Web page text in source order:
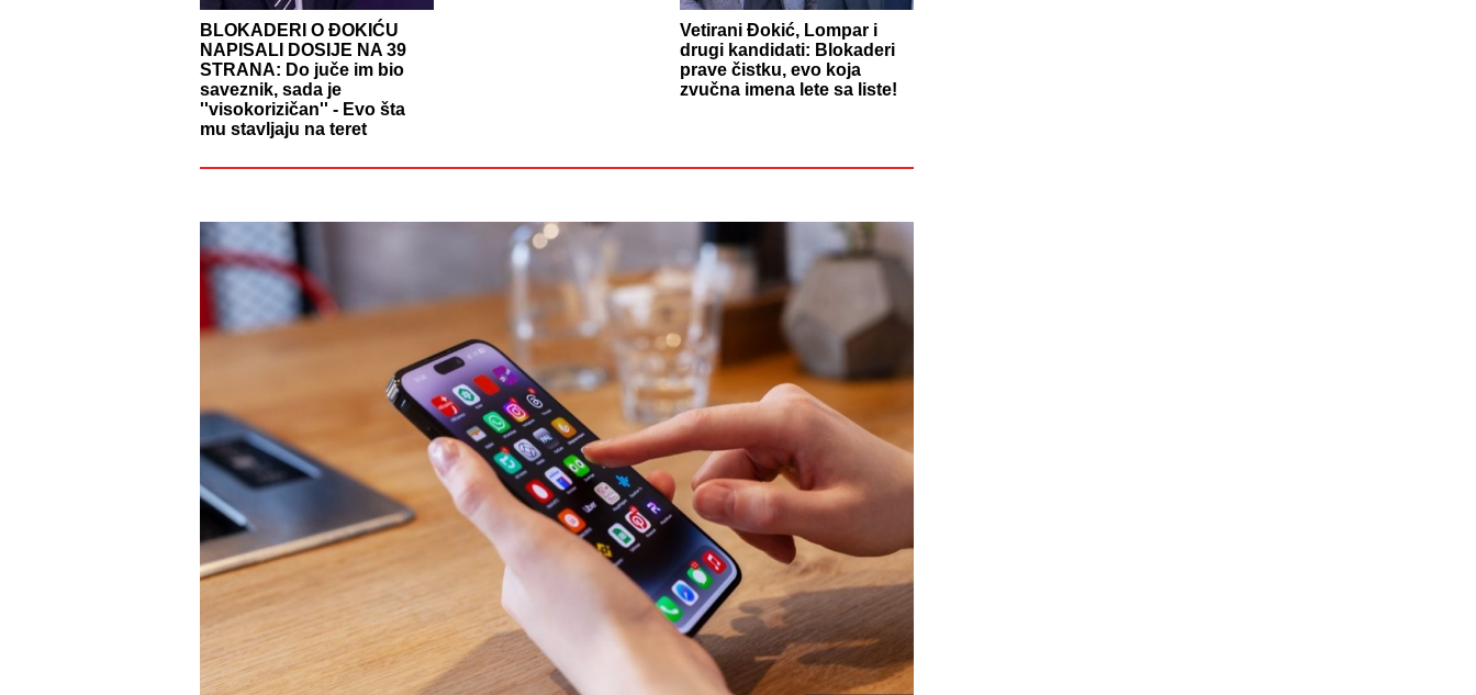
BLOKADERI O ĐOKIĆU
NAPISALI DOSIJE NA 39
STRANA: Do juče im bio
saveznik, sada je
''visokorizičan'' - Evo šta
mu stavljaju na teret
Vetirani Đokić, Lompar i
drugi kandidati: Blokaderi
prave čistku, evo koja
zvučna imena lete sa liste!